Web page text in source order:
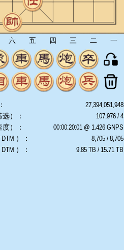
六 五 四 三 二 一
27,394,051,948
）：
107,976 / 4
）：
00:00:20:01 @ 1.426 GNPS
）：
8,705 / 8,705
）：
9.85 TB / 15.71 TB